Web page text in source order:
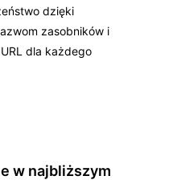
dzięki
zasobników i
dla każdego
w najbliższym